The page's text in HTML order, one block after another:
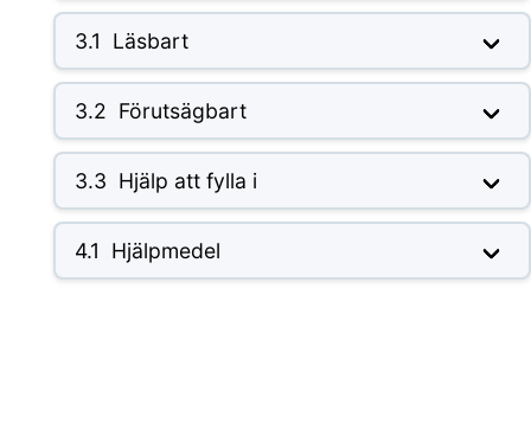
3.1 Läsbart
3.2 Förutsägbart
3.3 Hjälp att fylla i
4.1 Hjälpmedel